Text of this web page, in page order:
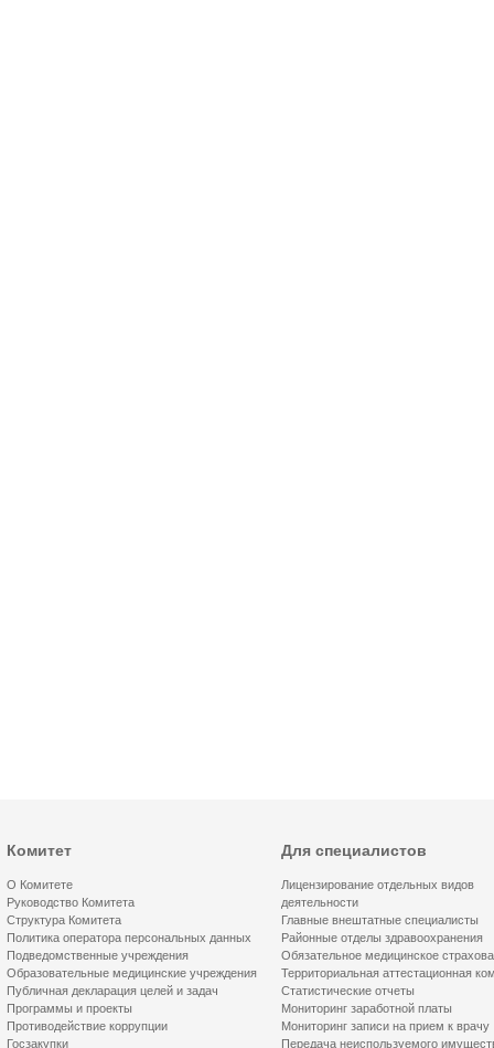
Комитет
О Комитете
Руководство Комитета
Структура Комитета
Политика оператора персональных данных
Подведомственные учреждения
Образовательные медицинские учреждения
Публичная декларация целей и задач
Программы и проекты
Противодействие коррупции
Госзакупки
Для специалистов
Лицензирование отдельных видов
деятельности
Главные внештатные специалисты
Районные отделы здравоохранения
Обязательное медицинское
Территориальная аттестационная
Статистические отчеты
Мониторинг заработной платы
Мониторинг записи на прием к врачу
Передача неиспользуемого